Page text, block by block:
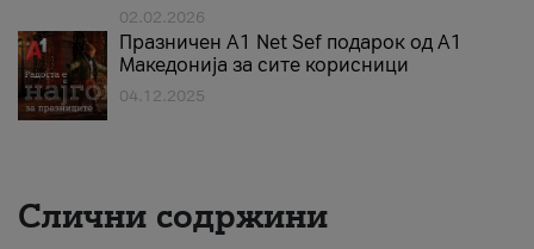
02.02.2026
Празничен A1 Net Sеf подарок од А1
Македонија за сите корисници
04.12.2025
Слични содржини